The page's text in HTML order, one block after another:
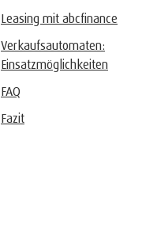
Leasing mit abcfinance
Verkaufsautomaten:
Einsatzmöglichkeiten
FAQ
Fazit